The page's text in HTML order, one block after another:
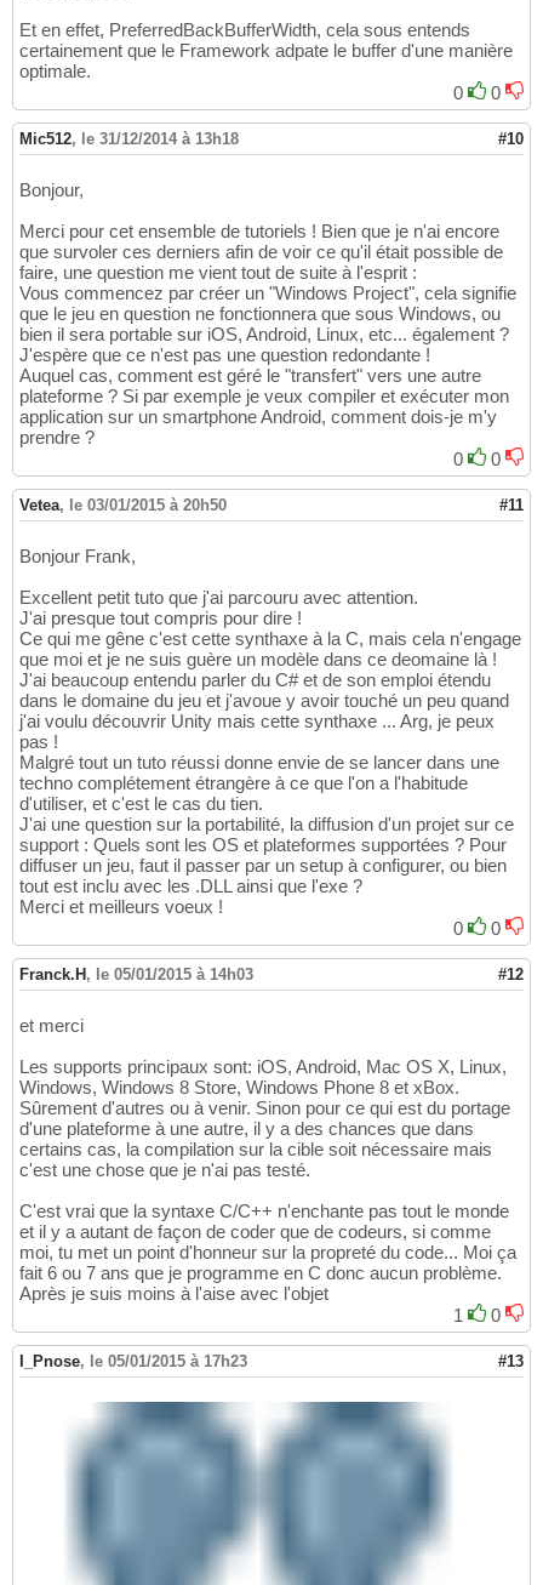
Et en effet, PreferredBackBufferWidth, cela sous entends
certainement que le Framework adpate le buffer d'une manière
optimale.
0
0
Mic512, le 31/12/2014 à 13h18 #10
Bonjour,
Merci pour cet ensemble de tutoriels ! Bien que je n'ai encore
que survoler ces derniers afin de voir ce qu'il était possible de
faire, une question me vient tout de suite à l'esprit :
Vous commencez par créer un "Windows Project", cela signifie
que le jeu en question ne fonctionnera que sous Windows, ou
bien il sera portable sur iOS, Android, Linux, etc... également ?
J'espère que ce n'est pas une question redondante !
Auquel cas, comment est géré le "transfert" vers une autre
plateforme ? Si par exemple je veux compiler et exécuter mon
application sur un smartphone Android, comment dois-je m'y
prendre ?
0
0
Vetea, le 03/01/2015 à 20h50 #11
Bonjour Frank,
Excellent petit tuto que j'ai parcouru avec attention.
J'ai presque tout compris pour dire !
Ce qui me gêne c'est cette synthaxe à la C, mais cela n'engage
que moi et je ne suis guère un modèle dans ce deomaine là !
J'ai beaucoup entendu parler du C# et de son emploi étendu
dans le domaine du jeu et j'avoue y avoir touché un peu quand
j'ai voulu découvrir Unity mais cette synthaxe ... Arg, je peux
pas !
Malgré tout un tuto réussi donne envie de se lancer dans une
techno complétement étrangère à ce que l'on a l'habitude
d'utiliser, et c'est le cas du tien.
J'ai une question sur la portabilité, la diffusion d'un projet sur ce
support : Quels sont les OS et plateformes supportées ? Pour
diffuser un jeu, faut il passer par un setup à configurer, ou bien
tout est inclu avec les .DLL ainsi que l'exe ?
Merci et meilleurs voeux !
0
0
Franck.H, le 05/01/2015 à 14h03 #12
et merci
Les supports principaux sont: iOS, Android, Mac OS X, Linux,
Windows, Windows 8 Store, Windows Phone 8 et xBox.
Sûrement d'autres ou à venir. Sinon pour ce qui est du portage
d'une plateforme à une autre, il y a des chances que dans
certains cas, la compilation sur la cible soit nécessaire mais
c'est une chose que je n'ai pas testé.
C'est vrai que la syntaxe C/C++ n'enchante pas tout le monde
et il y a autant de façon de coder que de codeurs, si comme
moi, tu met un point d'honneur sur la propreté du code... Moi ça
fait 6 ou 7 ans que je programme en C donc aucun problème.
Après je suis moins à l'aise avec l'objet
1
0
I_Pnose, le 05/01/2015 à 17h23 #13